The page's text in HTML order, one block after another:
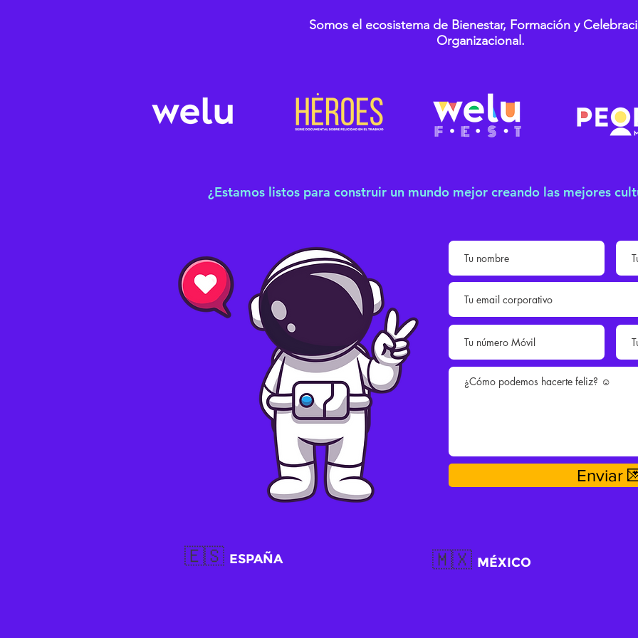
Somos el ecosistema de Bienestar, Formación y
Organizacional.
¿Estamos listos para construir un mundo mejor creando las mejores
🇪🇸 ESPAÑA
Enviar
🇲🇽 MÉXICO